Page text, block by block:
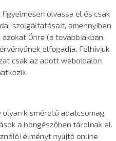
olvassa el és csak
szolgáltatásait, amennyiben
Önre (a továbbiakban:
elfogadja. Felhívjuk
csak az adott weboldalon
olyan kisméretű adatcsomag,
a böngészőben tárolnak el.
élményt nyújtó online